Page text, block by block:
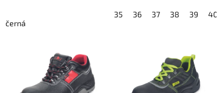
černá
35 36 37 38 39 40